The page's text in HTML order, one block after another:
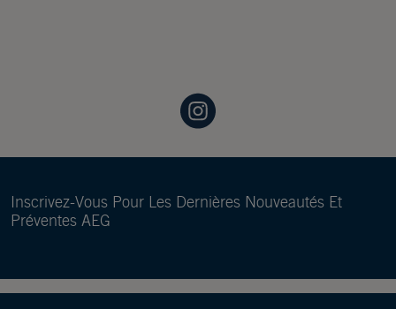
Inscrivez-Vous Pour Les Dernières Nouveautés Et
Préventes AEG